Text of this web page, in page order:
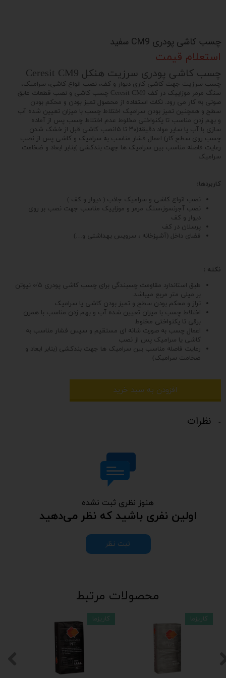
چسب کاشی پودری CM9 سفید
استعلام قیمت
چسب کاشی پودری سرزیت هنکل Ceresit CM9
چسب سرزیت ﺟﻬﺖ ﮐﺎﺷﻰ ﮐﺎرى دﯾﻮار و ﮐﻒ، ﻧﺼﺐ اﻧﻮاع ﮐﺎﺷﻰ، ﺳﺮاﻣﯿﮏ،
ﺳﻨﮓ ﻣﺮﻣﺮ ﻣﻮزاﯾﯿﮏ در ﮐﻒ Ceresit CM9 ﭼﺴﺐ ﮐﺎﺷﻰ و ﻧﺼﺐ ﻗﻄﻌﺎت ﻋﺎﯾﻖ
ﺻﻮﺗﻰ ﺑﻪ ﮐﺎر ﻣﻰ رود. ﻧﮑﺎت اﺳﺘﻔﺎده از ﻣﺤﺼﻮل ﺗﻤﯿﺰ ﺑﻮدن و ﻣﺤﮑﻢ ﺑﻮدن
ﺳﻄﺢ و ﻫﻤﭽﻨﯿﻦ ﺗﻤﯿﺰ ﺑﻮدن ﺳﺮاﻣﯿﮏ اﺧﺘﻼط ﭼﺴﺐ ﺑﺎ ﻣﯿﺰان ﺗﻌﯿﯿﻦ ﺷﺪه آب
و ﺑﻬﻢ زدن ﻣﻨﺎﺳﺐ ﺗﺎ ﯾﮑﻨﻮاﺧﺘﻰ ﻣﺨﻠﻮط ﻋﺪم اﺧﺘﻼط ﭼﺴﺐ ﭘﺲ از آﻣﺎده
ﺳﺎزى ﺑﺎ آب ﯾﺎ ﺳﺎﯾﺮ ﻣﻮاد دﻗﯿﻘﻪ(۳۰ ﺗﺎ ۱۵ﻧﺼﺐ ﮐﺎﺷﻰ ﻗﺒﻞ از ﺧﺸﮏ ﺷﺪن
ﭼﺴﺐ روى ﺳﻄﺢ ﮐﺎر) اﻋﻤﺎل ﻓﺸﺎر ﻣﻨﺎﺳﺐ ﺑﻪ ﺳﺮاﻣﯿﮏ و ﮐﺎﺷﻰ ﭘﺲ از ﻧﺼﺐ
رﻋﺎﯾﺖ ﻓﺎﺻﻠﻪ ﻣﻨﺎﺳﺐ ﺑﯿﻦ ﺳﺮاﻣﯿﮏ ﻫﺎ ﺟﻬﺖ ﺑﻨﺪﮐﺸﻰ )ﺑﻨﺎﺑﺮ اﺑﻌﺎد و ﺿﺨﺎﻣﺖ
ﺳﺮاﻣﯿﮏ
کاربردها:
نصب انواع کاشی و سرامیک جاذب ( دیوار و کف )
نصب آجرنسوز،سنگ مرمر و موزاییک مناسب جهت نصب بر روی
دیوار و کف
پرسلان در کف
فضای داخل (آشپزخانه ، سرویس بهداشتی و…)
نکته :
طبق استاندارد مقاومت چسبندگی برای چسب کاشی پودری ۰/۵ نیوتن
بر میلی متر مربع میباشد.
تراز و محکم بودن سطح و تمیز بودن کاشی یا سرامیک
اختلاط چسب با میزان تعیین شده آب و بهم زدن مناسب با همزن
برقی تا یکنواختی مخلوط
اعمال چسب به صورت شانه ای مستقیم و سپس فشار مناسب به
کاشی یا سرامیک پس از نصب
رعایت فاصله مناسب بین سرامیک ها جهت بندکشی (بنابر ابعاد و
ضخامت سرامیک)
افزودن به سبد خرید
نظرات
هنوز نظری ثبت نشده
اولین نفری باشید که نظر می‌دهید
ثبت نظر
کاریزما کاریزما
محصولات مرتبط